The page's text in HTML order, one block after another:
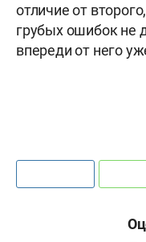
отличие от
грубых ошибок не
впереди от него